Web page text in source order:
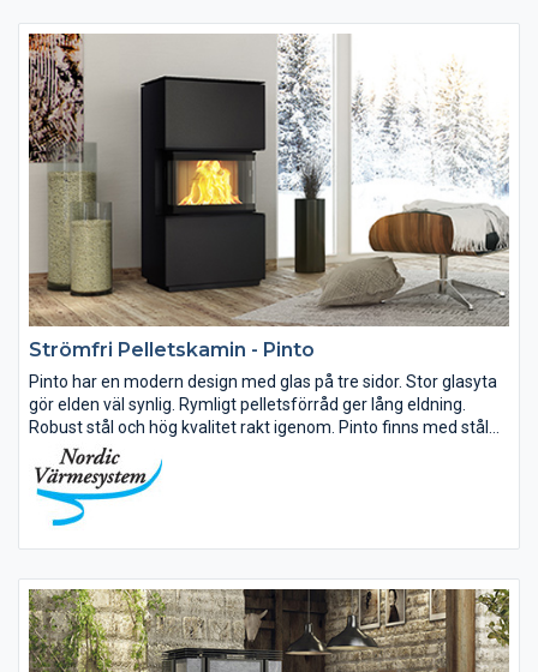
Strömfri Pelletskamin - Pinto
Pinto har en modern design med glas på tre sidor. Stor glasyta
gör elden väl synlig. Rymligt pelletsförråd ger lång eldning.
Robust stål och hög kvalitet rakt igenom. Pinto finns med stål
kulör svart. Topp eller bakansluten skorsten 150 mm.